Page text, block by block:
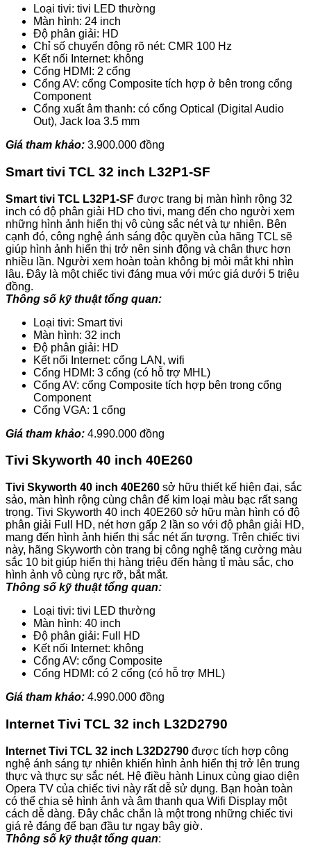
Loại tivi: tivi LED thường
Màn hình: 24 inch
Độ phân giải: HD
Chỉ số chuyển động rõ nét: CMR 100 Hz
Kết nối Internet: không
Cổng HDMI: 2 cổng
Cổng AV: cổng Composite tích hợp ở bên trong cổng
Component
Cổng xuất âm thanh: có cổng Optical (Digital Audio
Out), Jack loa 3.5 mm
Giá tham khảo: 3.900.000 đồng
Smart tivi TCL 32 inch L32P1-SF
Smart tivi TCL L32P1-SF được trang bị màn hình rộng 32
inch có độ phân giải HD cho tivi, mang đến cho người xem
những hình ảnh hiển thị vô cùng sắc nét và tự nhiên. Bên
cạnh đó, công nghệ ánh sáng độc quyền của hãng TCL sẽ
giúp hình ảnh hiển thị trở nên sinh động và chân thực hơn
nhiều lần. Người xem hoàn toàn không bị mỏi mắt khi nhìn
lâu. Đây là một chiếc tivi đáng mua với mức giá dưới 5 triệu
đồng.
Thông số kỹ thuật tổng quan:
Loại tivi: Smart tivi
Màn hình: 32 inch
Độ phân giải: HD
Kết nối Internet: cổng LAN, wifi
Cổng HDMI: 3 cổng (có hỗ trợ MHL)
Cổng AV: cổng Composite tích hợp bên trong cổng
Component
Cổng VGA: 1 cổng
Giá tham khảo: 4.990.000 đồng
Tivi Skyworth 40 inch 40E260
Tivi Skyworth 40 inch 40E260 sở hữu thiết kế hiện đại, sắc
sảo, màn hình rộng cùng chân đế kim loại màu bạc rất sang
trọng. Tivi Skyworth 40 inch 40E260 sở hữu màn hình có độ
phân giải Full HD, nét hơn gấp 2 lần so với độ phân giải HD,
mang đến hình ảnh hiển thị sắc nét ấn tượng. Trên chiếc tivi
này, hãng Skyworth còn trang bị công nghệ tăng cường màu
sắc 10 bit giúp hiển thị hàng triệu đến hàng tỉ màu sắc, cho
hình ảnh vô cùng rực rỡ, bắt mắt.
Thông số kỹ thuật tổng quan:
Loại tivi: tivi LED thường
Màn hình: 40 inch
Độ phân giải: Full HD
Kết nối Internet: không
Cổng AV: cổng Composite
Cổng HDMI: có 2 cổng (có hỗ trợ MHL)
Giá tham khảo: 4.990.000 đồng
Internet Tivi TCL 32 inch L32D2790
Internet Tivi TCL 32 inch L32D2790 được tích hợp công
nghệ ánh sáng tự nhiên khiến hình ảnh hiển thị trở lên trung
thực và thực sự sắc nét. Hệ điều hành Linux cùng giao diện
Opera TV của chiếc tivi này rất dễ sử dụng. Bạn hoàn toàn
có thể chia sẻ hình ảnh và âm thanh qua Wifi Display một
cách dễ dàng. Đây chắc chắn là một trong những chiếc tivi
giá rẻ đáng để bạn đầu tư ngay bây giờ.
Thông số kỹ thuật tổng quan: